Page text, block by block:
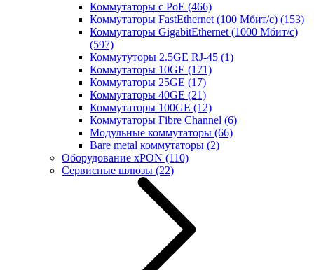
Коммутаторы с PoE (466)
Коммутаторы FastEthernet (100 Мбит/с) (153)
Коммутаторы GigabitEthernet (1000 Мбит/с)
(597)
Коммутуторы 2.5GE RJ-45 (1)
Коммутаторы 10GE (171)
Коммутаторы 25GE (17)
Коммутаторы 40GE (21)
Коммутаторы 100GE (12)
Коммутаторы Fibre Channel (6)
Модульные коммутаторы (66)
Bare metal коммутаторы (2)
Оборудование xPON (110)
Сервисные шлюзы (22)